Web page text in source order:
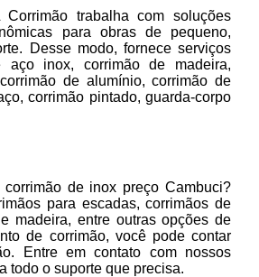
trabalha com soluções
para obras de pequeno,
Desse modo, fornece serviços
aço inox, corrimão de madeira,
de alumínio, corrimão de
corrimão pintado, guarda-corpo
de inox preço Cambuci?
para escadas, corrimãos de
madeira, entre outras opções de
de corrimão, você pode contar
Entre em contato com nossos
todo o suporte que precisa.